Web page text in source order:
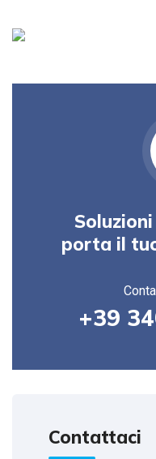
porta il
+39
Contattaci